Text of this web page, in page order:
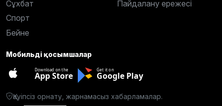
Сұхбат
Спорт
Бейне
Пайдалану ережесі
Мобильді қосымшалар
Download on the
App Store
Get it on
Google Play
Қауіпсіз орнату, жарнамасыз хабарламалар.